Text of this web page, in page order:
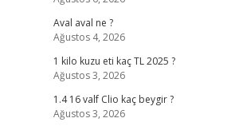
Aval aval ne ?
Ağustos 4, 2026
1 kilo kuzu eti kaç TL 2025 ?
Ağustos 3, 2026
1.4 16 valf Clio kaç beygir ?
Ağustos 3, 2026